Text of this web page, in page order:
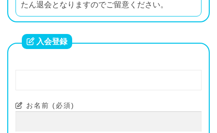
たん退会となりますのでご留意ください。
入会登録
お名前 (必須)